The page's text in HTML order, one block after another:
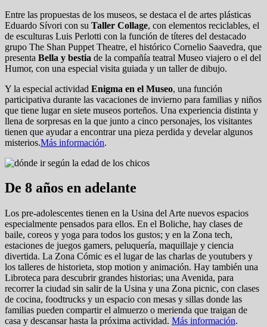
Entre las propuestas de los museos, se destaca el de artes plásticas
Eduardo Sívori con su Taller Collage, con elementos reciclables, el
de esculturas Luis Perlotti con la función de títeres del destacado
grupo The Shan Puppet Theatre, el histórico Cornelio Saavedra, que
presenta Bella y bestia de la compañía teatral Museo viajero o el del
Humor, con una especial visita guiada y un taller de dibujo.
Y la especial actividad Enigma en el Museo, una función
participativa durante las vacaciones de invierno para familias y niños
que tiene lugar en siete museos porteños. Una experiencia distinta y
llena de sorpresas en la que junto a cinco personajes, los visitantes
tienen que ayudar a encontrar una pieza perdida y develar algunos
misterios.Más información.
De 8 años en adelante
Los pre-adolescentes tienen en la Usina del Arte nuevos espacios
especialmente pensados para ellos. En el Boliche, hay clases de
baile, coreos y yoga para todos los gustos; y en la Zona tech,
estaciones de juegos gamers, peluquería, maquillaje y ciencia
divertida. La Zona Cómic es el lugar de las charlas de youtubers y
los talleres de historieta, stop motion y animación. Hay también una
Libroteca para descubrir grandes historias; una Avenida, para
recorrer la ciudad sin salir de la Usina y una Zona picnic, con clases
de cocina, foodtrucks y un espacio con mesas y sillas donde las
familias pueden compartir el almuerzo o merienda que traigan de
casa y descansar hasta la próxima actividad. Más información.